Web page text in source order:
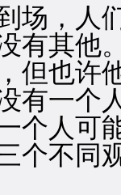
，人们
有其他
但也许
有一个
个人可
个不同